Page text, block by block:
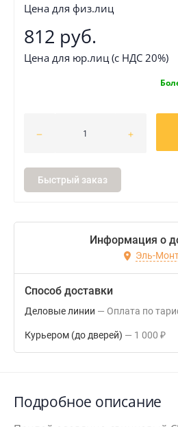
Цена для физ.лиц
812 руб.
Цена для юр.лиц (с НДС 20%)
Быстрый заказ
Информация о
Эль-
Способ доставки
Деловые линии Оплата по
Курьером (до дверей) 1 000 ₽
Подробное описание